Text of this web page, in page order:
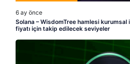
6 ay önce
Solana – WisdomTree hamlesi
fiyatı için takip edilecek seviyeler